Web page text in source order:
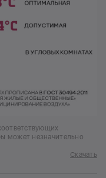
может незначительно
Скачать